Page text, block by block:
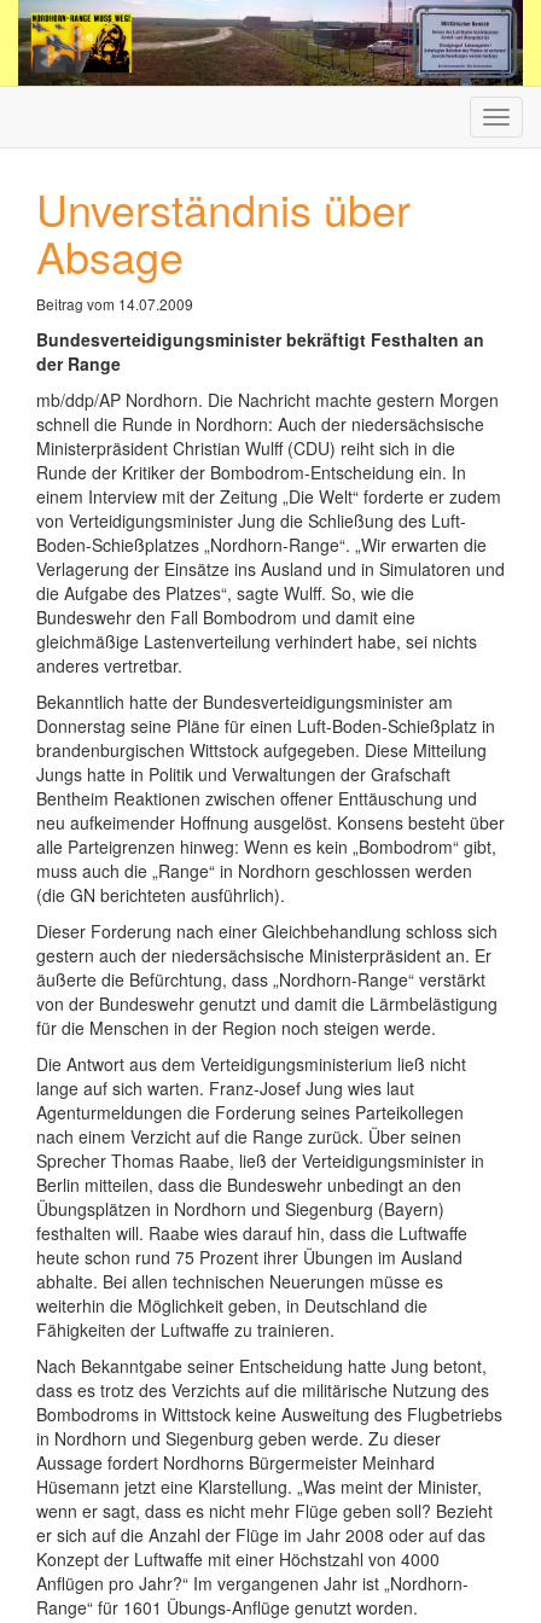
ein-/
Unverständnis über
Absage
Beitrag vom 14.07.2009
Bundesverteidigungsminister bekräftigt Festhalten an
der Range
mb/ddp/AP Nordhorn. Die Nachricht machte gestern Morgen
schnell die Runde in Nordhorn: Auch der niedersächsische
Ministerpräsident Christian Wulff (CDU) reiht sich in die
Runde der Kritiker der Bombodrom-Entscheidung ein. In
einem Interview mit der Zeitung „Die Welt“ forderte er zudem
von Verteidigungsminister Jung die Schließung des Luft-
Boden-Schießplatzes „Nordhorn-Range“. „Wir erwarten die
Verlagerung der Einsätze ins Ausland und in Simulatoren und
die Aufgabe des Platzes“, sagte Wulff. So, wie die
Bundeswehr den Fall Bombodrom und damit eine
gleichmäßige Lastenverteilung verhindert habe, sei nichts
anderes vertretbar.
Bekanntlich hatte der Bundesverteidigungsminister am
Donnerstag seine Pläne für einen Luft-Boden-Schießplatz in
brandenburgischen Wittstock aufgegeben. Diese Mitteilung
Jungs hatte in Politik und Verwaltungen der Grafschaft
Bentheim Reaktionen zwischen offener Enttäuschung und
neu aufkeimender Hoffnung ausgelöst. Konsens besteht über
alle Parteigrenzen hinweg: Wenn es kein „Bombodrom“ gibt,
muss auch die „Range“ in Nordhorn geschlossen werden
(die GN berichteten ausführlich).
Dieser Forderung nach einer Gleichbehandlung schloss sich
gestern auch der niedersächsische Ministerpräsident an. Er
äußerte die Befürchtung, dass „Nordhorn-Range“ verstärkt
von der Bundeswehr genutzt und damit die Lärmbelästigung
für die Menschen in der Region noch steigen werde.
Die Antwort aus dem Verteidigungsministerium ließ nicht
lange auf sich warten. Franz-Josef Jung wies laut
Agenturmeldungen die Forderung seines Parteikollegen
nach einem Verzicht auf die Range zurück. Über seinen
Sprecher Thomas Raabe, ließ der Verteidigungsminister in
Berlin mitteilen, dass die Bundeswehr unbedingt an den
Übungsplätzen in Nordhorn und Siegenburg (Bayern)
festhalten will. Raabe wies darauf hin, dass die Luftwaffe
heute schon rund 75 Prozent ihrer Übungen im Ausland
abhalte. Bei allen technischen Neuerungen müsse es
weiterhin die Möglichkeit geben, in Deutschland die
Fähigkeiten der Luftwaffe zu trainieren.
Nach Bekanntgabe seiner Entscheidung hatte Jung betont,
dass es trotz des Verzichts auf die militärische Nutzung des
Bombodroms in Wittstock keine Ausweitung des Flugbetriebs
in Nordhorn und Siegenburg geben werde. Zu dieser
Aussage fordert Nordhorns Bürgermeister Meinhard
Hüsemann jetzt eine Klarstellung. „Was meint der Minister,
wenn er sagt, dass es nicht mehr Flüge geben soll? Bezieht
er sich auf die Anzahl der Flüge im Jahr 2008 oder auf das
Konzept der Luftwaffe mit einer Höchstzahl von 4000
Anflügen pro Jahr?“ Im vergangenen Jahr ist „Nordhorn-
Range“ für 1601 Übungs-Anflüge genutzt worden.